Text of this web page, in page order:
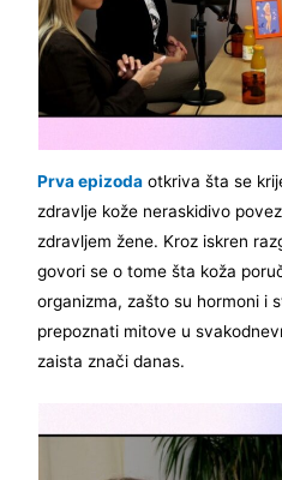
Prva epizoda otkriva šta se
zdravlje kože neraskidivo
zdravljem žene. Kroz iskren
govori se o tome šta koža
organizma, zašto su hormoni i
prepoznati mitove u
zaista znači danas.